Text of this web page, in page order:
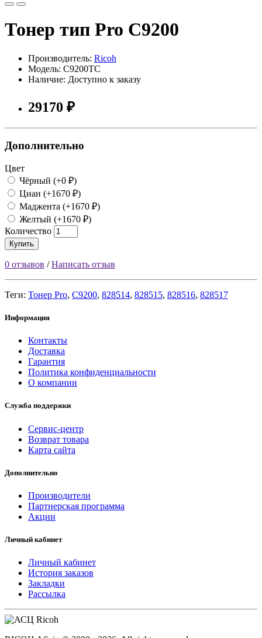
Тонер тип Pro C9200
Производитель: Ricoh
Модель: C9200TC
Наличие: Доступно к заказу
29170 ₽
Дополнительно
Цвет
Чёрный (+0 ₽)
Циан (+1670 ₽)
Маджента (+1670 ₽)
Желтый (+1670 ₽)
Количество
Купить
0 отзывов /Написать отзыв
Теги: Тонер Pro, C9200, 828514, 828515, 828516, 828517
Информация
Контакты
Доставка
Гарантия
Политика конфиденциальности
О компании
Служба поддержки
Сервис-центр
Возврат товара
Карта сайта
Дополнительно
Производители
Партнерская программа
Акции
Личный кабинет
Личный кабинет
История заказов
Закладки
Рассылка